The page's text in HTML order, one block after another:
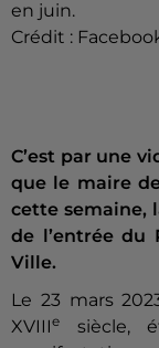
en juin.
Crédit :
C’est par une
que le maire
cette semaine,
de l’entrée du
Ville.
Le 23 mars
XVIIIe siècle,